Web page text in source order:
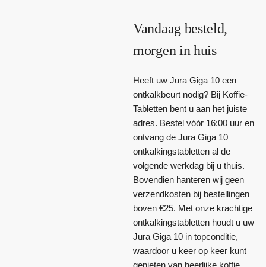
Vandaag besteld,
morgen in huis
Heeft uw Jura Giga 10 een
ontkalkbeurt nodig? Bij Koffie-
Tabletten bent u aan het juiste
adres. Bestel vóór 16:00 uur en
ontvang de Jura Giga 10
ontkalkingstabletten al de
volgende werkdag bij u thuis.
Bovendien hanteren wij geen
verzendkosten bij bestellingen
boven €25. Met onze krachtige
ontkalkingstabletten houdt u uw
Jura Giga 10 in topconditie,
waardoor u keer op keer kunt
genieten van heerlijke koffie.